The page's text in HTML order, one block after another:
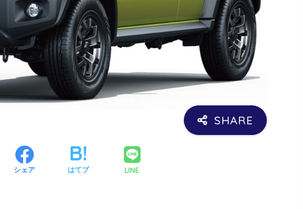
シェア はてブ LINE